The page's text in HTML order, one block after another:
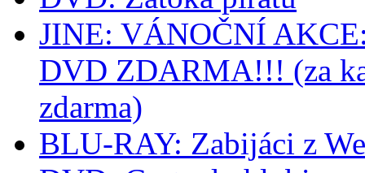
JINE: VÁNOČNÍ
DVD ZDARMA!!! (za
zdarma)
BLU-RAY: Zabijáci z